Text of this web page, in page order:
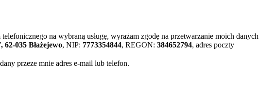
na wybraną usługę, wyrażam zgodę na przetwarzanie moich danych
62-035 Błażejewo, NIP: 7773354844, REGON: 384652794, adres poczty
przeze mnie adres e-mail lub telefon.